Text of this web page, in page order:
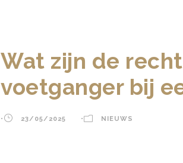
Wat zijn de
voetganger bij
• 23/05/2025 • NIEUWS